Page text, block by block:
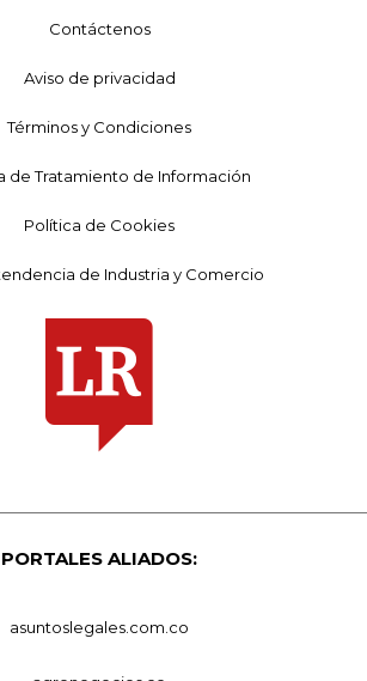
Contáctenos
Aviso de privacidad
Términos y Condiciones
de Tratamiento de Información
Política de Cookies
de Industria y Comercio
PORTALES ALIADOS:
asuntoslegales.com.co